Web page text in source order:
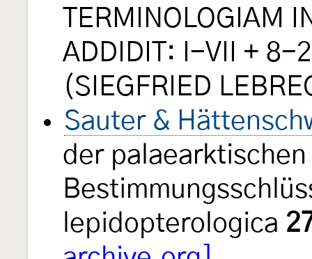
TERMINOLOGIAM
ADDIDIT: I-VII + 8-
(SIEGFRIED
Sauter &
der
lepidopterologica